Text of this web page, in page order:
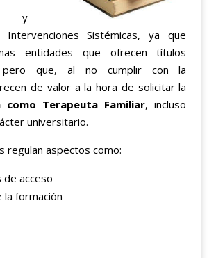
y
Sistémicas, ya que
entidades que ofrecen títulos
pero que, al no cumplir con la
de valor a la hora de solicitar la
como Terapeuta Familiar, incluso
universitario.
regulan aspectos como:
de acceso
la formación